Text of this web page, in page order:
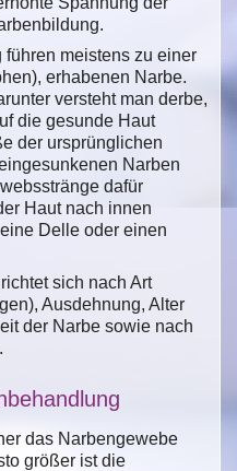
meistens zu einer
erhabenen Narbe.
versteht man derbe,
die gesunde Haut
der ursprünglichen
Narben
dafür
Haut nach innen
Delle oder einen
sich nach Art
Ausdehnung, Alter
der Narbe sowie nach
das Narbengewebe
größer ist die